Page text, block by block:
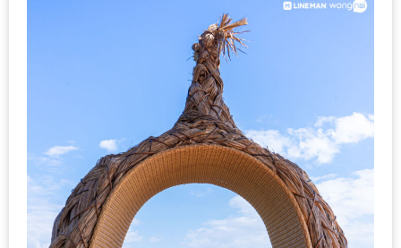
ใหญ่
ที่สุด
ใน